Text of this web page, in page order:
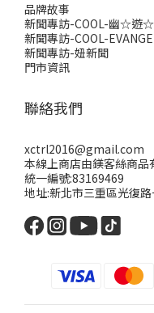
品牌故事
新聞專訪-COOL-幽☆遊
新聞專訪-COOL-
新聞專訪-妞新聞
門市資訊
聯絡我們
xctrl2016@gmail.com
本線上商店由鎂客絲商品
統一編號:83169469
地址:新北市三重區光復